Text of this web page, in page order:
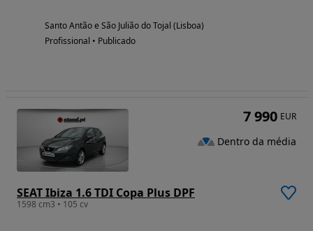
Santo Antão e São Julião do Tojal (Lisboa)
Profissional • Publicado
SEAT Ibiza 1.6 TDI Copa Plus DPF
1598 cm3 • 105 cv
7 990 EUR
Dentro da média